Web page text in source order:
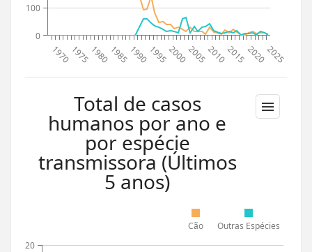
0
100
197019751980198519901995200020052010201520202025
Total de casos
humanos por ano e
por espécie
transmissora (Últimos
5 anos)
20
Cão Outras Espécies